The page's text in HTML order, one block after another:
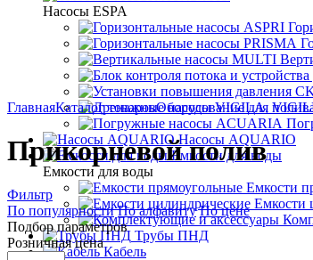
Насосы ESPA
Насосы AQUARIO
Емкости для воды
Емкости для воды
Емкости
Емкости
Трубы ПНД
Кабель
ГлавнаяКаталог товаровОборудование для
Прикорневой полив
Фильтр
По популярности По алфавиту По цене
Подбор параметров
Розничная цена